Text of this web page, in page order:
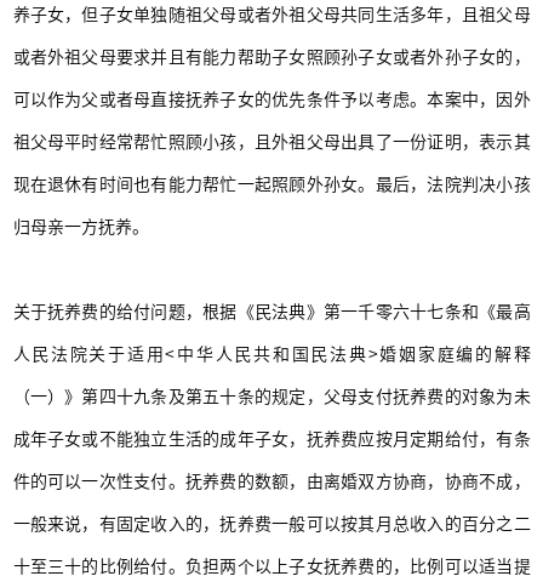
养子女，但子女单独随祖父母或者外祖父母共同生活多年，且祖父母
或者外祖父母要求并且有能力帮助子女照顾孙子女或者外孙子女的，
可以作为父或者母直接抚养子女的优先条件予以考虑。本案中，因外
祖父母平时经常帮忙照顾小孩，且外祖父母出具了一份证明，表示其
现在退休有时间也有能力帮忙一起照顾外孙女。最后，法院判决小孩
归母亲一方抚养。
关于抚养费的给付问题，根据《民法典》第一千零六十七条和《最高
人民法院关于适用<中华人民共和国民法典>婚姻家庭编的解释
（一）》第四十九条及第五十条的规定，父母支付抚养费的对象为未
成年子女或不能独立生活的成年子女，抚养费应按月定期给付，有条
件的可以一次性支付。抚养费的数额，由离婚双方协商，协商不成，
一般来说，有固定收入的，抚养费一般可以按其月总收入的百分之二
十至三十的比例给付。负担两个以上子女抚养费的，比例可以适当提